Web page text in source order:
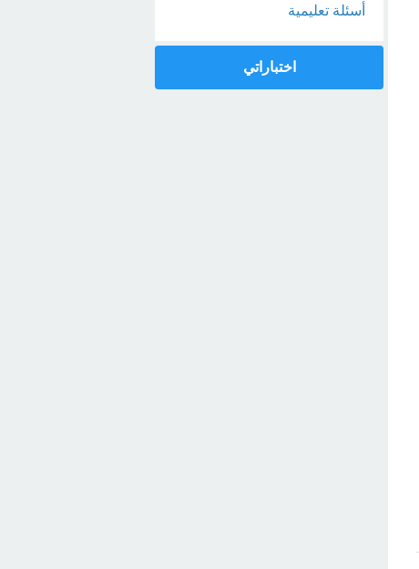
أسئلة تعليمية
اختباراتي